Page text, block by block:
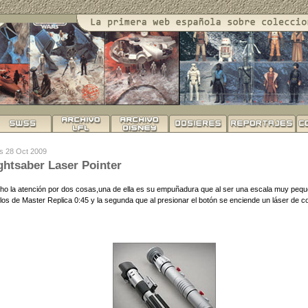
28 Oct 2009
Laser Pointer
la atención por dos cosas,una de ella es su empuñadura que al ser una escala muy
de Master Replica 0:45 y la segunda que al presionar el botón se enciende un láser de